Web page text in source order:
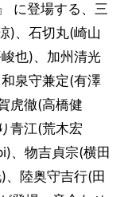
に登場する、三
)、石切丸(崎山
也)、加州清光
泉守兼定(有澤
虎徹(高橋健
青江(荒木宏
、物吉貞宗(横田
陸奥守吉行(田